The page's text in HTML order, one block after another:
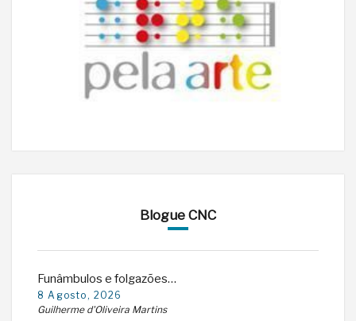
Blogue CNC
Funâmbulos e folgazões…
8 Agosto, 2026
Guilherme d'Oliveira Martins